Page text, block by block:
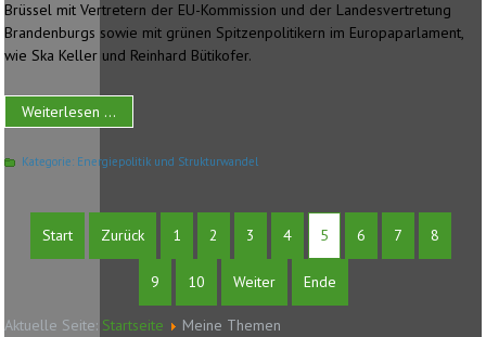
Brüssel mit Vertretern der EU-Kommission und der Landesvertretung
Brandenburgs sowie mit grünen Spitzenpolitikern im Europaparlament,
wie Ska Keller und Reinhard Bütikofer.
Weiterlesen ...
Kategorie: Energiepolitik und Strukturwandel
Start Zurück 1 2 3 4 5 6 7 8
9 10 Weiter Ende
Aktuelle Seite: Startseite Meine Themen